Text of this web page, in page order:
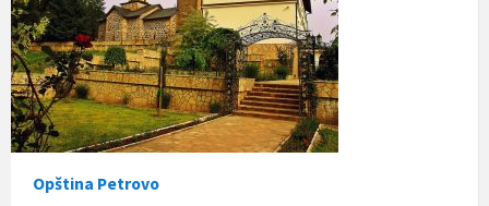
Opština Petrovo